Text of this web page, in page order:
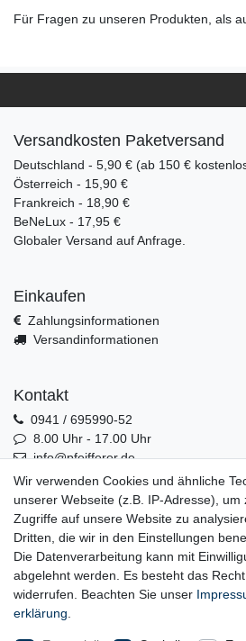
Für Fragen zu unseren Produkten, als
Versandkosten Paketversand
Deutschland - 5,90 € (ab 150 €
Österreich - 15,90 €
Frankreich - 18,90 €
BeNeLux - 17,95 €
Globaler Versand auf Anfrage.
Einkaufen
Zahlungsinformationen
Versandinformationen
Kontakt
0941 / 695990-52
8.00 Uhr - 17.00 Uhr
info@pfeifferer.de
Kontakt
0941 / 695990-52
Wir verwenden Cookies und ähnliche
unserer Webseite (z.B. IP-Adresse),
Zugriffe auf unsere Website zu
Dritten, die wir in den Einstellungen
Die Datenverarbeitung kann mit
abgelehnt werden. Es besteht das
widerrufen. Beachten Sie unser
erklärung